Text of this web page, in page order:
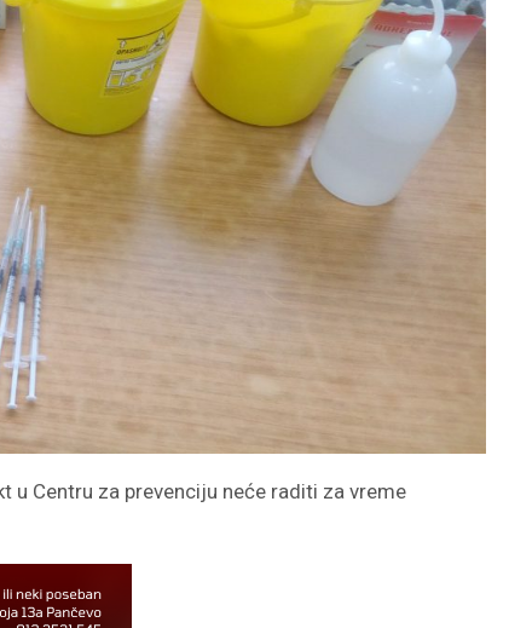
u Centru za prevenciju neće raditi za vreme